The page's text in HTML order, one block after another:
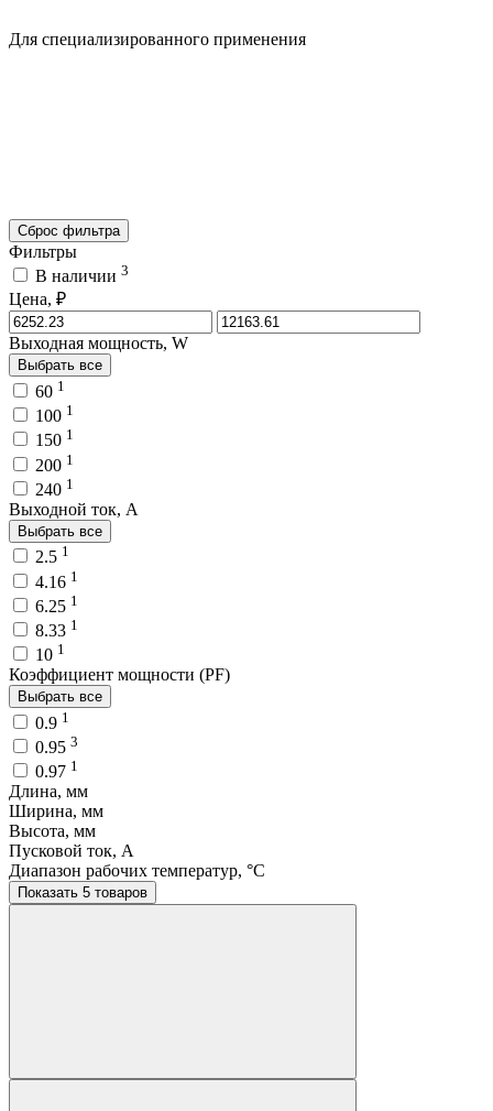
Для специализированного применения
Сброс фильтра
Фильтры
В наличии 3
Цена, ₽
Выходная мощность, W
Выбрать все
60 1
100 1
150 1
200 1
240 1
Выходной ток, A
Выбрать все
2.5 1
4.16 1
6.25 1
8.33 1
10 1
Коэффициент мощности (PF)
Выбрать все
0.9 1
0.95 3
0.97 1
Длина, мм
Ширина, мм
Высота, мм
Пусковой ток, A
Диапазон рабочих температур, °C
Показать 5 товаров